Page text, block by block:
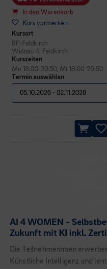
In den Warenkorb
Kurs vormerken
Kursort
BFI Feldkirch
Widnau 4, Feldkirch
Termin auswählen
Kurszeiten
Mo 18:00-20:50, Mi 18:00-20:50
AI 4 WOMEN -
Zukunft mit KI inkl.
Die Teilnehmerinnen
Künstliche Intelligenz und